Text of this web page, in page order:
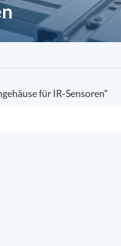
für IR-Sensoren"